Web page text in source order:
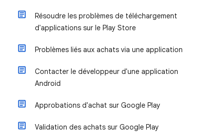
Résoudre les problèmes de téléchargement
d'applications sur le Play Store
Problèmes liés aux achats via une application
Contacter le développeur d'une application
Android
Approbations d'achat sur Google Play
Validation des achats sur Google Play